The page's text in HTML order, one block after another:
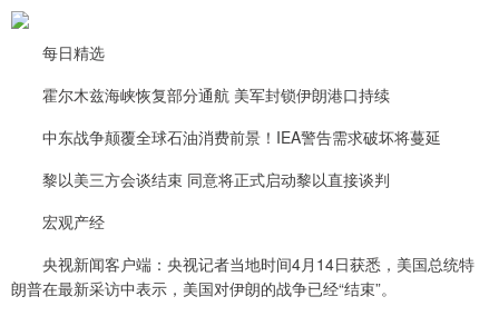
每日精选
霍尔木兹海峡恢复部分通航 美军封锁伊朗港口持续
中东战争颠覆全球石油消费前景！IEA警告需求破坏将蔓延
黎以美三方会谈结束 同意将正式启动黎以直接谈判
宏观产经
央视新闻客户端：央视记者当地时间4月14日获悉，美国总统特
朗普在最新采访中表示，美国对伊朗的战争已经“结束”。